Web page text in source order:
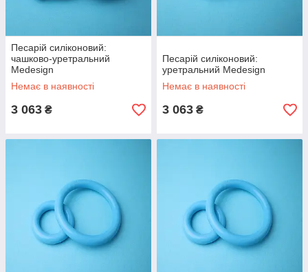
Песарій силіконовий:
чашково-уретральний
Medesign
Немає в наявності
3 063 ₴
Песарій силіконовий:
уретральний Medesign
Немає в наявності
3 063 ₴